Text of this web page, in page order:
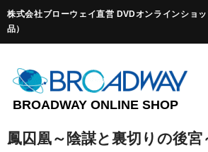
株式会社ブローウェイ直営 DVDオンラインショ
品）
BROADWAY ONLINE SHOP
鳳囚凰～陰謀と裏切りの後宮